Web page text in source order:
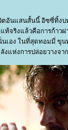
ตอันแสนสั้นนี้ อิซซี่ทิ้ง
จริงแล้วคือการก้าวผ่
นเอง ในที่สุดทอมมี่ ขุ
แห่งการปล่อยวางจ